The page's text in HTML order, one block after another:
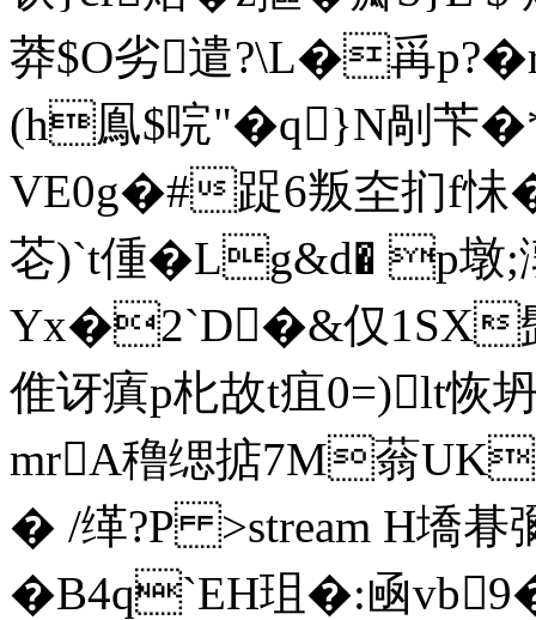
莽$O劣遣?\L�爯
(h鳯$唍"�q}N剮苄�*
VE0g�#踀6叛圶扪f怽
芲)`t偅�Lg&d� p墩;
Yx�2`D�&仅1SX髭
倠讶瘨p朼故t疽0=)lt恢
mrA穞缌掂7M蓊
� /缂?P>stream H墧
�B4q`EH珇�:凾